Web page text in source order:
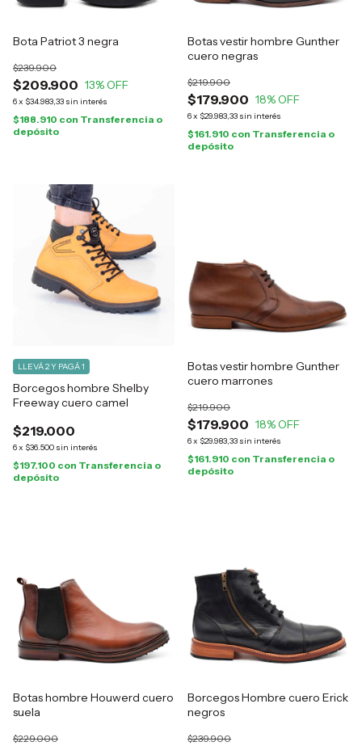
Bota Patriot 3 negra
$209.900
$239.900
13% OFF
6x $34.983,33 sin interés
$188.910 con Transferencia o
depósito
Botas vestir hombre Gunther
cuero negras
$179.900
$219.900
18% OFF
6x $29.983,33 sin interés
$161.910 con Transferencia o
depósito
Borcegos hombre Shelby
Freeway cuero camel
$219.000
6x $36.500 sin interés
LLEVÁ 2 Y PAGÁ 1
$197.100 con Transferencia o
depósito
Botas vestir hombre Gunther
cuero marrones
$179.900
$219.900
18% OFF
6x $29.983,33 sin interés
$161.910 con Transferencia o
depósito
Botas hombre Houwerd cuero
suela
$229.000
Borcegos Hombre cuero Erick
negros
$239.900